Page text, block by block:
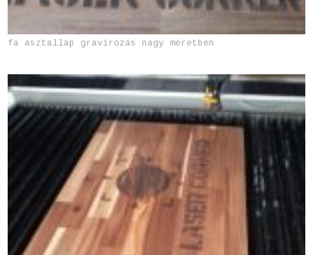
fa asztallap gravírozás nagy méretben